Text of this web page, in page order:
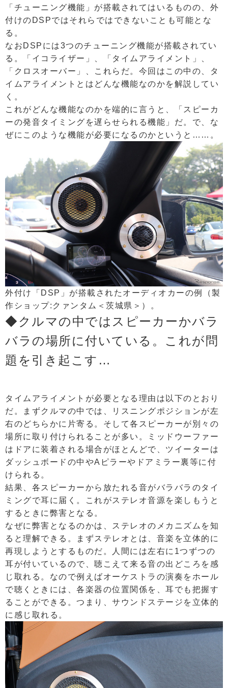
「チューニング機能」が搭載されてはいるものの、外
付けのDSPではそれらではできないことも可能とな
る。
なおDSPには3つのチューニング機能が搭載されてい
る。「イコライザー」、「タイムアライメント」、
「クロスオーバー」、これらだ。今回はこの中の、タ
イムアライメントとはどんな機能なのかを解説してい
く。
これがどんな機能なのかを端的に言うと、「スピーカ
ーの発音タイミングを遅らせられる機能」だ。で、な
ぜにこのような機能が必要になるのかというと……。
外付け「DSP」が搭載されたオーディオカーの例（製
作ショップ:クァンタム＜茨城県＞）。
◆クルマの中ではスピーカーかバラ
バラの場所に付いている。これが問
題を引き起こす…
タイムアライメントが必要となる理由は以下のとおり
だ。まずクルマの中では、リスニングポジションが左
右のどちらかに片寄る。そして各スピーカーが別々の
場所に取り付けられることが多い。ミッドウーファー
はドアに装着される場合がほとんどで、ツイーターは
ダッシュボードの中やAピラーやドアミラー裏等に付
けられる。
結果、各スピーカーから放たれる音がバラバラのタイ
ミングで耳に届く。これがステレオ音源を楽しもうと
するときに弊害となる。
なぜに弊害となるのかは、ステレオのメカニズムを知
ると理解できる。まずステレオとは、音楽を立体的に
再現しようとするものだ。人間には左右に1つずつの
耳が付いているので、聴こえて来る音の出どころを感
じ取れる。なので例えばオーケストラの演奏をホール
で聴くときには、各楽器の位置関係を、耳でも把握す
ることができる。つまり、サウンドステージを立体的
に感じ取れる。